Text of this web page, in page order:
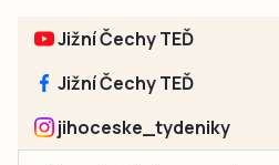
Jižní Čechy TEĎ
Jižní Čechy TEĎ
jihoceske_tydeniky